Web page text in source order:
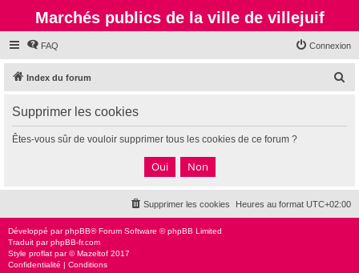
Marchés publics de la ville de villejuif
FAQ Connexion
Index du forum
c
Supprimer les cookies
Êtes-vous sûr de vouloir supprimer tous les cookies de ce forum ?
Heures au format UTC+02:00
Supprimer les cookies
Développé parphpBB® Forum Software © phpBB Limited
Traduit parphpBB-fr.com
Style proflat par ©Mazeltof 2017
Confidentialité | Conditions